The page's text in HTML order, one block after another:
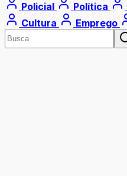
Policial
Política
Cultura
Emprego